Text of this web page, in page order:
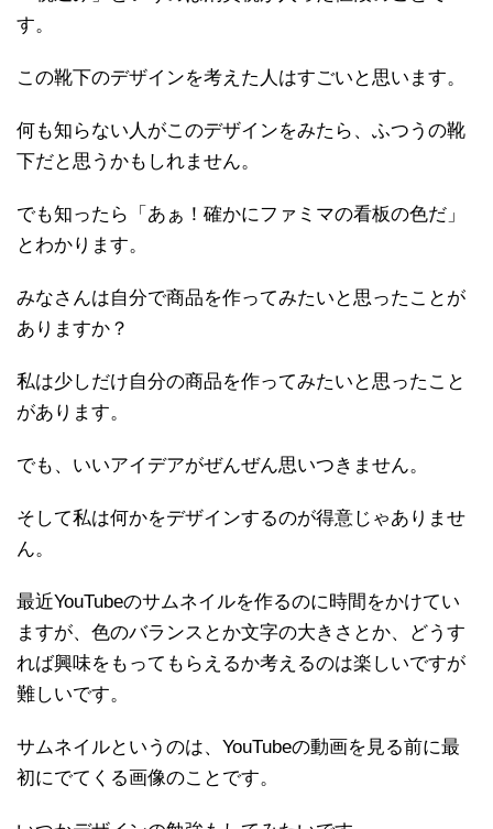
す。
この靴下のデザインを考えた人はすごいと思います。
何も知らない人がこのデザインをみたら、ふつうの靴
下だと思うかもしれません。
でも知ったら「あぁ！確かにファミマの看板の色だ」
とわかります。
みなさんは自分で商品を作ってみたいと思ったことが
ありますか？
私は少しだけ自分の商品を作ってみたいと思ったこと
があります。
でも、いいアイデアがぜんぜん思いつきません。
そして私は何かをデザインするのが得意じゃありませ
ん。
最近YouTubeのサムネイルを作るのに時間をかけてい
ますが、色のバランスとか文字の大きさとか、どうす
れば興味をもってもらえるか考えるのは楽しいですが
難しいです。
サムネイルというのは、YouTubeの動画を見る前に最
初にでてくる画像のことです。